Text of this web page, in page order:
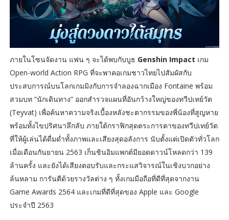
ภายในโซนจัดงาน แฟน ๆ จะได้พบกับบูธ Genshin Impact เกม
Open-world Action RPG ที่จะพาคอเกมชาวไทยไปสัมผัสกับ
ประสบการณ์บนโลกเกมมิงกับการจำลองฉากเมือง Fontaine พร้อม
สวมบท “นักเดินทาง” ออกสำรวจแผนที่อันกว้างใหญ่ของทวีปเทย์วัต
(Teyvat) เพื่อค้นหาความจริงเบื้องหลังชะตากรรมของพี่น้องที่สูญหาย
พร้อมทั้งไขปริศนาลึกลับ ภายใต้กราฟิกสุดตระการตาของทวีปเทย์วัต
ที่ให้ผู้เล่นได้ดื่มด่ำทั้งภาพและเสียงสุดอลังการ นับตั้งแต่เปิดตัวทั่วโลก
เมื่อเดือนกันยายน 2563 เก็นชินอิมแพกต์มียอดดาวน์โหลดกว่า 139
ล้านครั้ง และยังได้เสียงตอบรับและกระแสวิจารณ์ในเชิงบวกอย่าง
ล้นหลาม การันตีด้วยรางวัลต่าง ๆ ทั้งเกมมือถือที่ดีที่สุดจากงาน
Game Awards 2564 และเกมที่ดีที่สุดของ Apple และ Google
ประจำปี 2563